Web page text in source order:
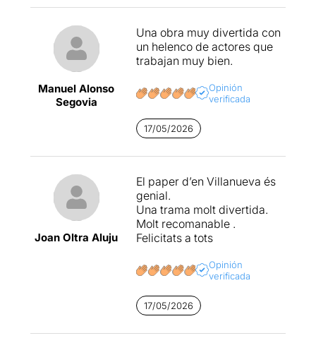
Manuel Alonso
Segovia
Una obra muy divertida con
un helenco de actores que
trabajan muy bien.
Opinión
verificada
17/05/2026
Joan Oltra Aluju
El paper d’en Villanueva és
genial.
Una trama molt divertida.
Molt recomanable .
Felicitats a tots
Opinión
verificada
17/05/2026